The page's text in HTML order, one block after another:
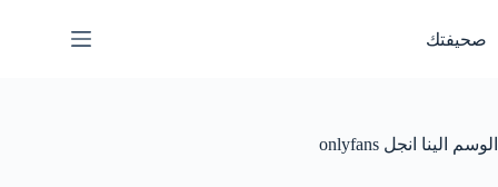
المحتوى
صحيفتك
الوسم الينا انجل onlyfans